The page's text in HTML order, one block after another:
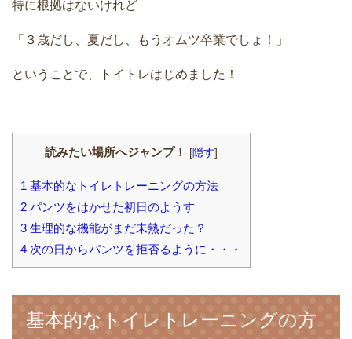
特に根拠はないけれど
「３歳だし、夏だし、もうオムツ卒業でしょ！」
ということで、トイトレはじめました！
読みたい場所へジャンプ！ [隠す]
1 基本的なトイレトレーニングの方法
2 パンツをはかせた初日のようす
3 生理的な機能がまだ未熟だった？
4 次の日からパンツを拒否るように・・・
基本的なトイレトレーニングの方